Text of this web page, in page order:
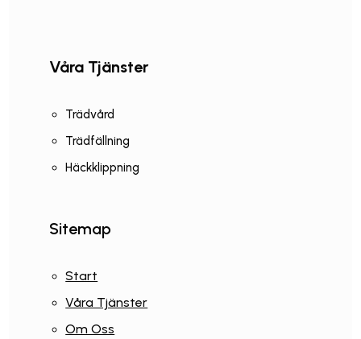
Våra Tjänster
Trädvård
Trädfällning
Häckklippning
Sitemap
Start
Våra Tjänster
Om Oss